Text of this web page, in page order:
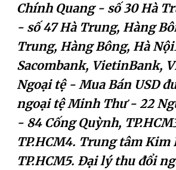
Chính Quang - số 30 Hà
- số 47 Hà Trung, Hàng
Trung, Hàng Bông, Hà
Sacombank, VietinBank,
Ngoại tệ - Mua Bán USD
ngoại tệ Minh Thư - 22
- 84 Cống Quỳnh,
TP.HCM4. Trung tâm Kim
TP.HCM5. Đại lý thu đổi